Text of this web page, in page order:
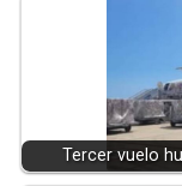
Tercer vuelo